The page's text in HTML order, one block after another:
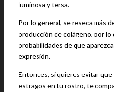
luminosa y tersa.
Por lo general, se reseca más
producción de colágeno, por lo
probabilidades de que
expresión.
Entonces, si quieres evitar que
estragos en tu rostro, te